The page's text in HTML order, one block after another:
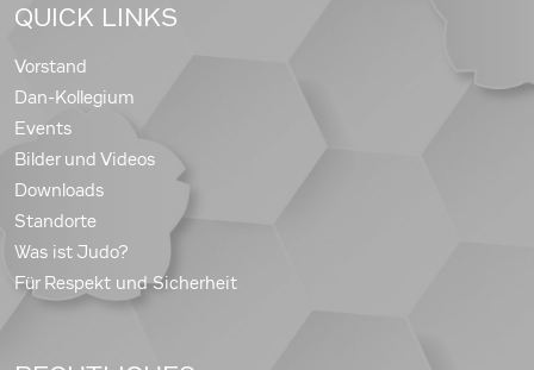
QUICK LINKS
Vorstand
Dan-Kollegium
Events
Bilder und Videos
Downloads
Standorte
Was ist Judo?
Für Respekt und Sicherheit